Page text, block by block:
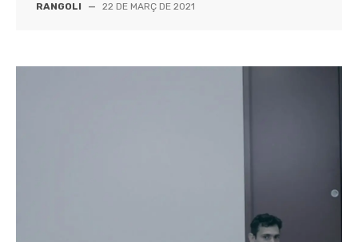
RANGOLI — 22 DE MARÇ DE 2021